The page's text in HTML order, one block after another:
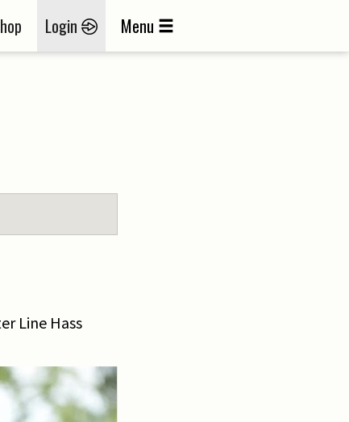
Login Menu
Line Hass